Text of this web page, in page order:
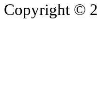
Copyright ©